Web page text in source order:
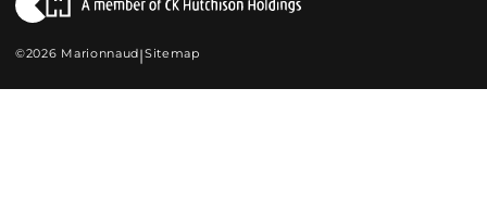
©2026 Marionnaud|Sitemap